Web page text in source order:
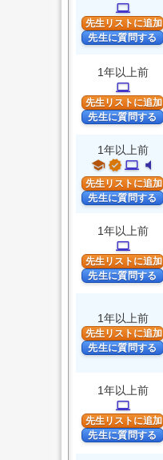
computer
先生リストに追加
先生に質問する
1年以上前
computer
先生リストに追加
先生に質問する
1年以上前
school verified computer volume_mute
先生リストに追加
先生に質問する
1年以上前
computer
先生リストに追加
先生に質問する
1年以上前
先生リストに追加
先生に質問する
1年以上前
computer
先生リストに追加
先生に質問する